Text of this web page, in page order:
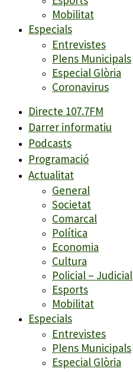
Mobilitat
Especials
Entrevistes
Plens Municipals
Especial Glòria
Coronavirus
Directe 107.7FM
Darrer informatiu
Podcasts
Programació
Actualitat
General
Societat
Comarcal
Política
Economia
Cultura
Policial – Judicial
Esports
Mobilitat
Especials
Entrevistes
Plens Municipals
Especial Glòria